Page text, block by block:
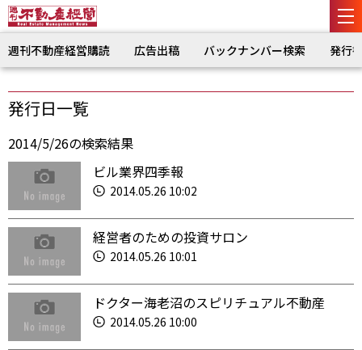
週刊不動産経営購読 広告出稿 バックナンバー検索 発行
発行日一覧
2014/5/26の検索結果
ビル業界四季報
2014.05.26 10:02
経営者のための投資サロン
2014.05.26 10:01
ドクター海老沼のスピリチュアル不動産
2014.05.26 10:00